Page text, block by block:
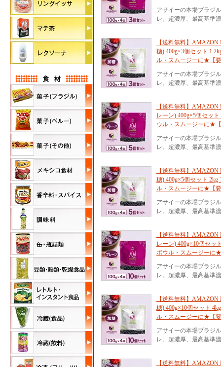
アサイーの本場ブラジ
レ。超濃厚、最高基準
【送料無料】
糖) 400g×3個セット
ル・スムージーに★【
アサイーの本場ブラジ
レ。超濃厚、最高基準
【送料無料】
レーン) 400g×5個セッ
ウル・スムージーに★
アサイーの本場ブラジ
レ。超濃厚、最高基準
【送料無料】
糖) 400g×5個セット
ル・スムージーに★【
アサイーの本場ブラジ
レ。超濃厚、最高基準
【送料無料】
レーン) 400g×10個セ
ボウル・スムージーに
アサイーの本場ブラジ
レ。超濃厚、最高基準
【送料無料】
糖) 400g×10個セット
ル・スムージーに★【
アサイーの本場ブラジ
レ。超濃厚、最高基準
【送料無料】